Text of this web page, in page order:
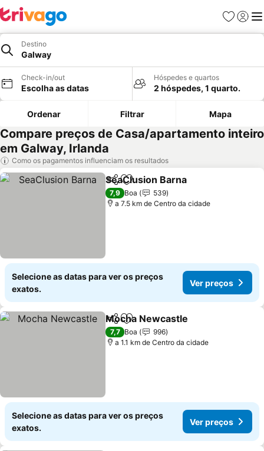
Favoritos
Iniciar
Destino
Galway
Check-in/out
Escolha as datas
Hóspedes e quartos
2 hóspedes, 1 quarto.
Ordenar Filtrar Mapa
Compare preços de Casa/apartamento inteiro
em Galway, Irlanda
Como os pagamentos influenciam os resultados
PartilharAdicionar aos favoritos
SeaClusion Barna
7,9 Boa
539
a 7.5 km de Centro da cidade
Selecione as datas para ver os preços
exatos.
Ver preços
PartilharAdicionar aos favoritos
Mocha Newcastle
7,7 Boa
996
a 1.1 km de Centro da cidade
Selecione as datas para ver os preços
exatos.
Ver preços